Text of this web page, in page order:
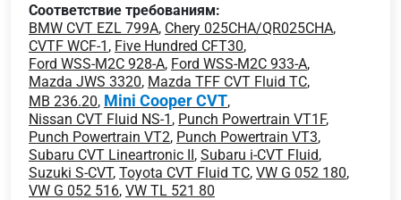
Соответствие требованиям:
BMW CVT EZL 799A, Chery 025CHA/QR025CHA,
CVTF WCF-1 , Five Hundred CFT30,
Ford WSS-M2C 928-A, Ford WSS-M2C 933-A,
Mazda JWS 3320, Mazda TFF CVT Fluid TC,
MB 236.20, Mini Cooper CVT,
Nissan CVT Fluid NS-1 , Punch Powertrain VT1F,
Punch Powertrain VT2, Punch Powertrain VT3,
Subaru CVT Lineartronic II, Subaru i-CVT Fluid,
Suzuki S-CVT, Toyota CVT Fluid TC, VW G 052 180,
VW G 052 516, VW TL 521 80